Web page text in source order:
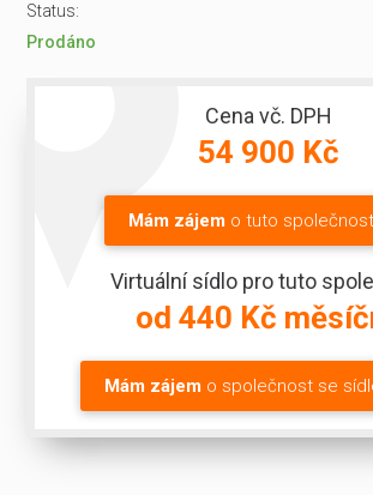
Status:
Prodáno
Cena vč. DPH
54 900 Kč
Mám zájemo tuto společnost
Virtuální sídlo pro tuto
od 440 Kč
Mám zájem o společnost se